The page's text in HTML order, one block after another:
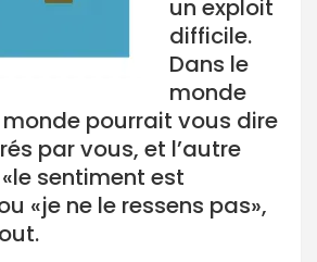
un exploit
difficile.
Dans le
monde
pourrait vous dire
par vous, et l’autre
sentiment est
«je ne le ressens pas»,